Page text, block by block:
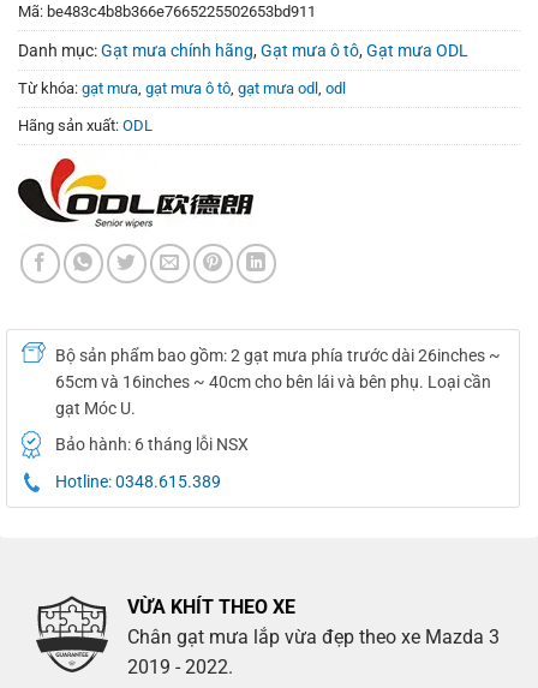
Mã: be483c4b8b366e7665225502653bd911
Danh mục:Gạt mưa chính hãng,Gạt mưa ô tô,Gạt mưa ODL
Từ khóa: gạt mưa gạt mưa ô tô gạt mưa odl odl
Hãng sản xuất: ODL
Bộ sản phẩm bao gồm: 2 gạt mưa phía trước dài 26inches ~
65cm và 16inches ~ 40cm cho bên lái và bên phụ. Loại cần
gạt Móc U.
Bảo hành: 6 tháng lỗi NSX
Hotline: 0348.615.389
VỪA KHÍT THEO XE
Chân gạt mưa lắp vừa đẹp theo xe Mazda 3
2019 - 2022.